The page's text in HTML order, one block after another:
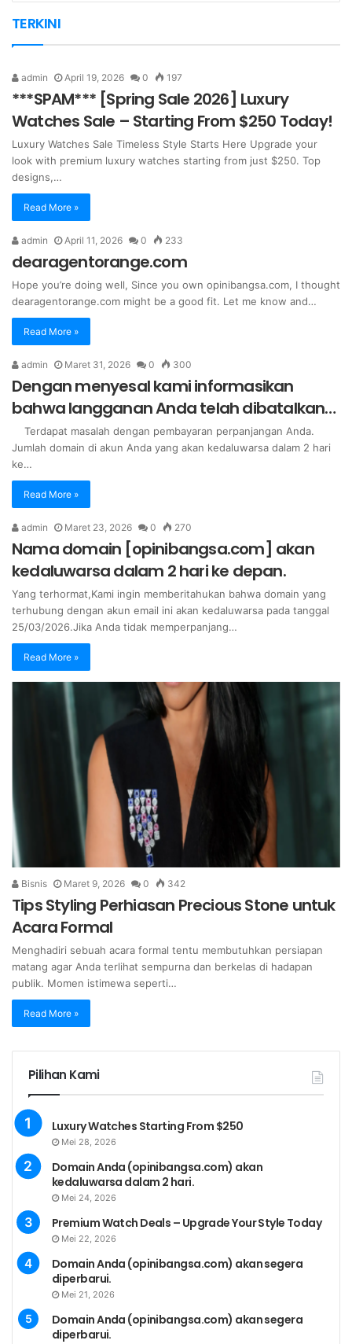
TERKINI
admin April 19, 2026 0 197
***SPAM*** [Spring Sale 2026] Luxury
Watches Sale – Starting From $250 Today!
Luxury Watches Sale Timeless Style Starts Here Upgrade your
look with premium luxury watches starting from just $250. Top
designs,…
Read More »
admin April 11, 2026 0 233
dearagentorange.com
Hope you’re doing well, Since you own opinibangsa.com, I thought
dearagentorange.com might be a good fit. Let me know and…
Read More »
admin Maret 31, 2026 0 300
Dengan menyesal kami informasikan
bahwa langganan Anda telah dibatalkan…
Terdapat masalah dengan pembayaran perpanjangan Anda.
Jumlah domain di akun Anda yang akan kedaluwarsa dalam 2 hari
ke…
Read More »
admin Maret 23, 2026 0 270
Nama domain [opinibangsa.com] akan
kedaluwarsa dalam 2 hari ke depan.
Yang terhormat,Kami ingin memberitahukan bahwa domain yang
terhubung dengan akun email ini akan kedaluwarsa pada tanggal
25/03/2026.Jika Anda tidak memperpanjang…
Read More »
Bisnis Maret 9, 2026 0 342
Tips Styling Perhiasan Precious Stone untuk
Acara Formal
Menghadiri sebuah acara formal tentu membutuhkan persiapan
matang agar Anda terlihat sempurna dan berkelas di hadapan
publik. Momen istimewa seperti…
Read More »
Pilihan Kami
Luxury Watches Starting From $250
Mei 28, 2026
Domain Anda (opinibangsa.com) akan
kedaluwarsa dalam 2 hari.
Mei 24, 2026
Premium Watch Deals – Upgrade Your Style Today
Mei 22, 2026
Domain Anda (opinibangsa.com) akan segera
diperbarui.
Mei 21, 2026
Domain Anda (opinibangsa.com) akan segera
diperbarui.